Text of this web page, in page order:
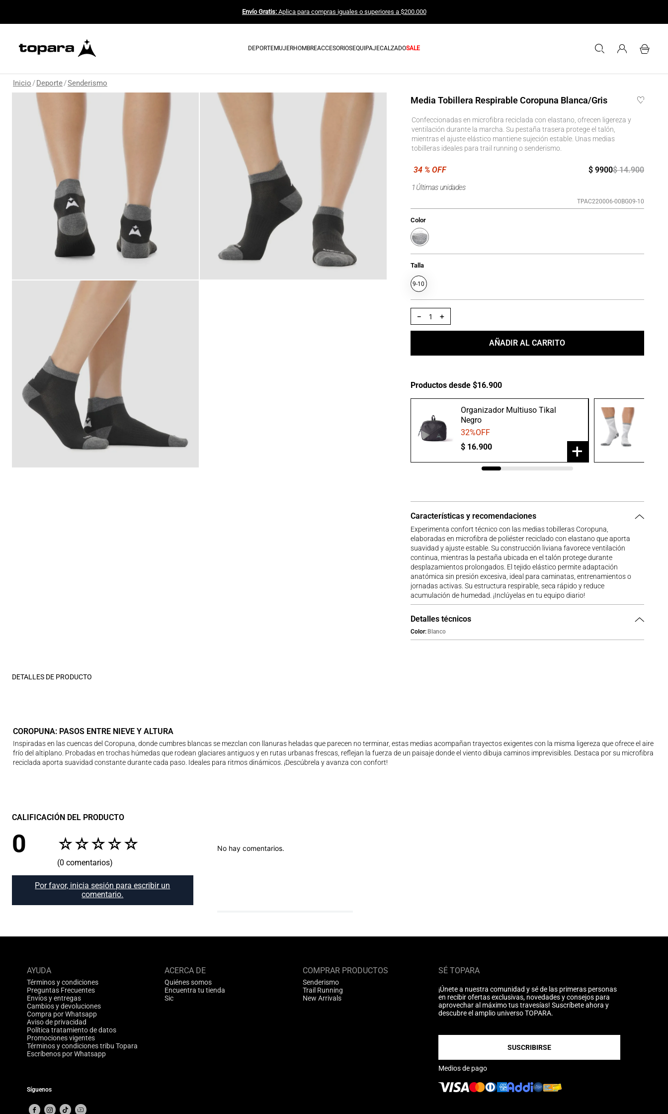
Envío Gratis: Aplica para compras iguales o superiores a $200.000
DEPORTEMUJERHOMBREACCESORIOSEQUIPAJECALZADOSALE
Inicio/Deporte/Senderismo
Media Tobillera Respirable Coropuna Blanca/Gris
Confeccionadas en microfibra reciclada con elastano, ofrecen ligereza y
ventilación durante la marcha. Su pestaña trasera protege el talón,
mientras el ajuste elástico mantiene sujeción estable. Unas medias
tobilleras ideales para trail running o senderismo.
$ 14.900
$ 9900
1 Últimas unidades
TPAC220006-00BG09-10
Talla
9-10
Color
＋
－
AÑADIR AL CARRITO
Productos desde $16.900
Organizador Multiuso Tikal
Negro
32%OFF
$ 16.900 +
Características y recomendaciones
Experimenta confort técnico con las medias tobilleras Coropuna,
elaboradas en microfibra de poliéster reciclado con elastano que aporta
suavidad y ajuste estable. Su construcción liviana favorece ventilación
continua, mientras la pestaña ubicada en el talón protege durante
desplazamientos prolongados. El tejido elástico permite adaptación
anatómica sin presión excesiva, ideal para caminatas, entrenamientos o
jornadas activas. Su estructura respirable, seca rápido y reduce
acumulación de humedad. ¡Inclúyelas en tu equipo diario!
Detalles técnicos
Color Blanco
DETALLES DE PRODUCTO
COROPUNA: PASOS ENTRE NIEVE Y ALTURA
Inspiradas en las cuencas del Coropuna, donde cumbres blancas se mezclan con llanuras heladas que parecen no terminar, estas medias acompañan trayectos exigentes con la misma ligereza que ofrece el aire
frío del altiplano. Probadas en trochas húmedas que rodean glaciares antiguos y en rutas urbanas frescas, reflejan la fuerza de un paisaje donde el viento dibuja caminos imprevisibles. Destaca por su microfibra
reciclada aporta suavidad constante durante cada paso. Ideales para ritmos dinámicos. ¡Descúbrela y avanza con confort!
CALIFICACIÓN DEL PRODUCTO
☆☆☆☆☆
0
(0 comentarios)
Por favor, inicia sesión para escribir un
comentario.
No hay comentarios.
AYUDA
Términos y condiciones
Preguntas Frecuentes
Envíos y entregas
Cambios y devoluciones
Compra por Whatsapp
Aviso de privacidad
Política tratamiento de datos
Promociones vigentes
Términos y condiciones tribu Topara
Escríbenos por Whatsapp
ACERCA DE
Quiénes somos
Encuentra tu tienda
Sic
COMPRAR PRODUCTOS
Senderismo
Trail Running
New Arrivals
Síguenos
SÉ TOPARA
¡Únete a nuestra comunidad y sé de las primeras personas
en recibir ofertas exclusivas, novedades y consejos para
aprovechar al máximo tus travesías! Suscríbete ahora y
descubre el amplio universo TOPARA.
SUSCRIBIRSE
Medios de pago